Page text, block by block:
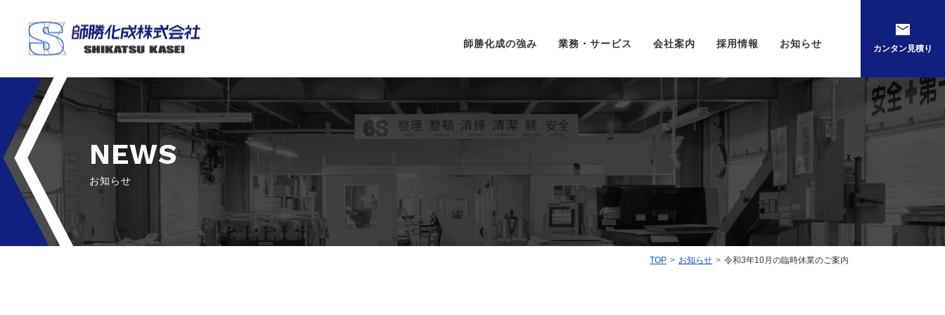
師勝化成の強み 業務・サービス 会社案内 採用情報 お知らせ カンタン見積り
NEWS
お知らせ
TOP お知らせ 令和3年10月の臨時休業のご案内